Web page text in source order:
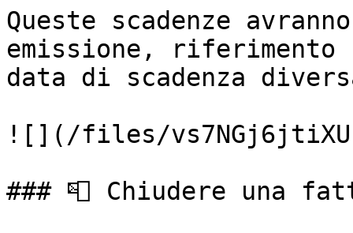
Queste scadenze
emissione, riferimento
data di scadenza
![](/files/
### 📮 Chiudere una